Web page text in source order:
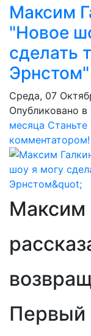
Максим
"Новое
сделать
Эрнстом"
Среда, 07
Опубликовано в
месяца
комментатором!
Максим
Первый